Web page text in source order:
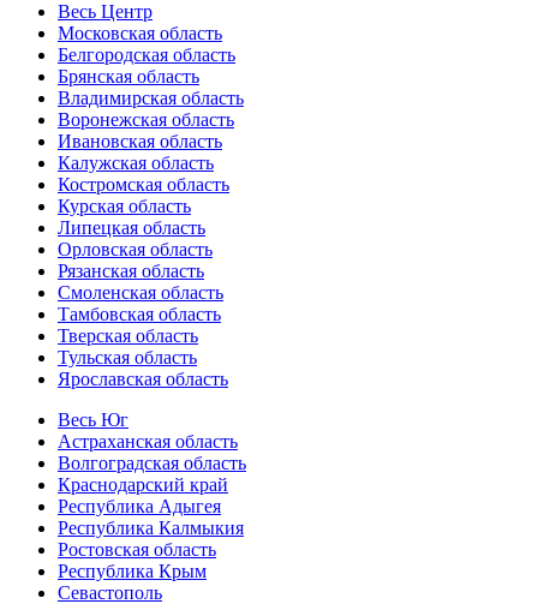
Весь Центр
Московская область
Белгородская область
Брянская область
Владимирская область
Воронежская область
Ивановская область
Калужская область
Костромская область
Курская область
Липецкая область
Орловская область
Рязанская область
Смоленская область
Тамбовская область
Тверская область
Тульская область
Ярославская область
Весь Юг
Астраханская область
Волгоградская область
Краснодарский край
Республика Адыгея
Республика Калмыкия
Ростовская область
Республика Крым
Севастополь